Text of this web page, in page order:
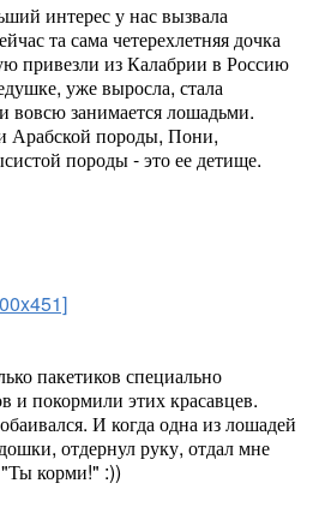
интерес у нас вызвала
та сама четерехлетняя дочка
привезли из Калабрии в Россию
уже выросла, стала
вовсю занимается лошадьми.
породы, Пони,
породы - это ее детище.
пакетиков специально
и покормили этих красавцев.
И когда одна из лошадей
отдернул руку, отдал мне
"Ты корми!" :))